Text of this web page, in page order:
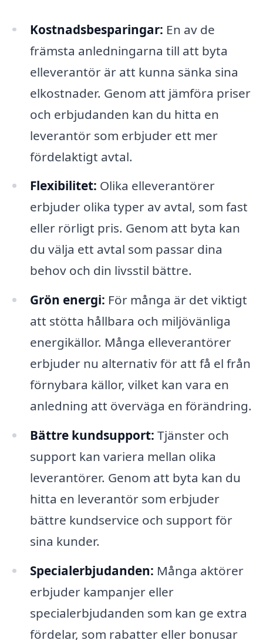
Kostnadsbesparingar: En av de
främsta anledningarna till att byta
elleverantör är att kunna sänka sina
elkostnader. Genom att jämföra priser
och erbjudanden kan du hitta en
leverantör som erbjuder ett mer
fördelaktigt avtal.
Flexibilitet: Olika elleverantörer
erbjuder olika typer av avtal, som fast
eller rörligt pris. Genom att byta kan
du välja ett avtal som passar dina
behov och din livsstil bättre.
Grön energi: För många är det viktigt
att stötta hållbara och miljövänliga
energikällor. Många elleverantörer
erbjuder nu alternativ för att få el från
förnybara källor, vilket kan vara en
anledning att överväga en förändring.
Bättre kundsupport: Tjänster och
support kan variera mellan olika
leverantörer. Genom att byta kan du
hitta en leverantör som erbjuder
bättre kundservice och support för
sina kunder.
Specialerbjudanden: Många aktörer
erbjuder kampanjer eller
specialerbjudanden som kan ge extra
fördelar, som rabatter eller bonusar